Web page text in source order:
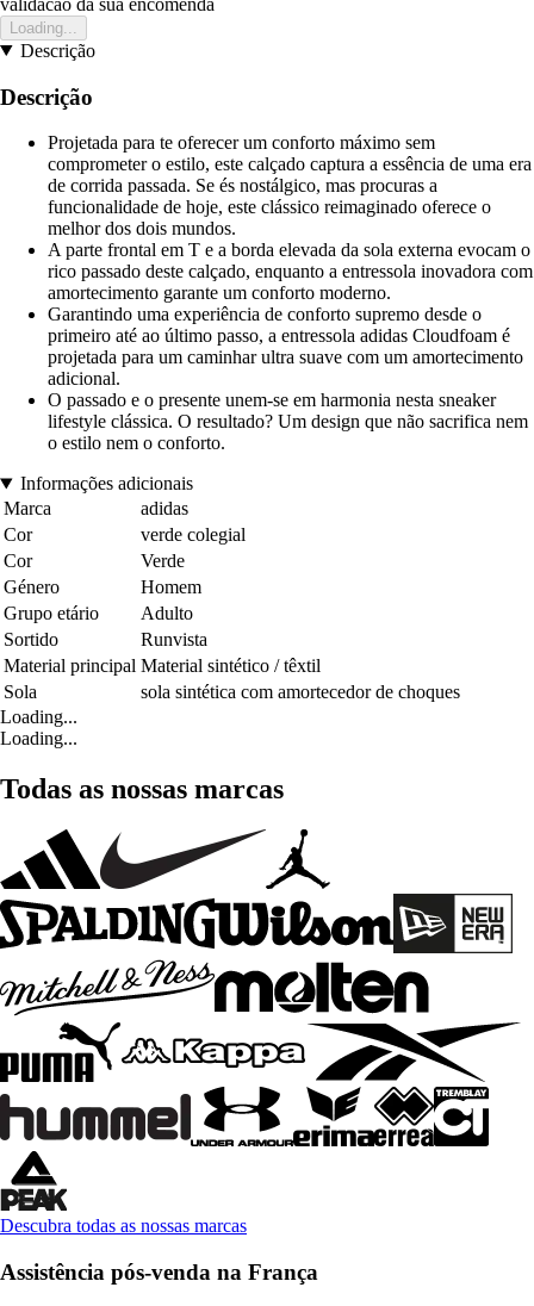
Loading...
Descrição
Descrição
Projetada para te oferecer um conforto máximo sem
comprometer o estilo, este calçado captura a essência de uma era
de corrida passada. Se és nostálgico, mas procuras a
funcionalidade de hoje, este clássico reimaginado oferece o
melhor dos dois mundos.
A parte frontal em T e a borda elevada da sola externa evocam o
rico passado deste calçado, enquanto a entressola inovadora com
amortecimento garante um conforto moderno.
Garantindo uma experiência de conforto supremo desde o
primeiro até ao último passo, a entressola adidas Cloudfoam é
projetada para um caminhar ultra suave com um amortecimento
adicional.
O passado e o presente unem-se em harmonia nesta sneaker
lifestyle clássica. O resultado? Um design que não sacrifica nem
o estilo nem o conforto.
Informações adicionais
Marca
adidas
Cor
verde colegial
Cor
Verde
Género
Homem
Grupo etário
Adulto
Sortido
Runvista
Material principal Material sintético / têxtil
Sola
sola sintética com amortecedor de choques
Loading...
Loading...
Todas as nossas marcas
Descubra todas as nossas marcas
Assistência pós-venda na França